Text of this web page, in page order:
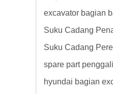
excavator bagian
Suku Cadang
Suku Cadang
spare part penggali
hyundai bagian